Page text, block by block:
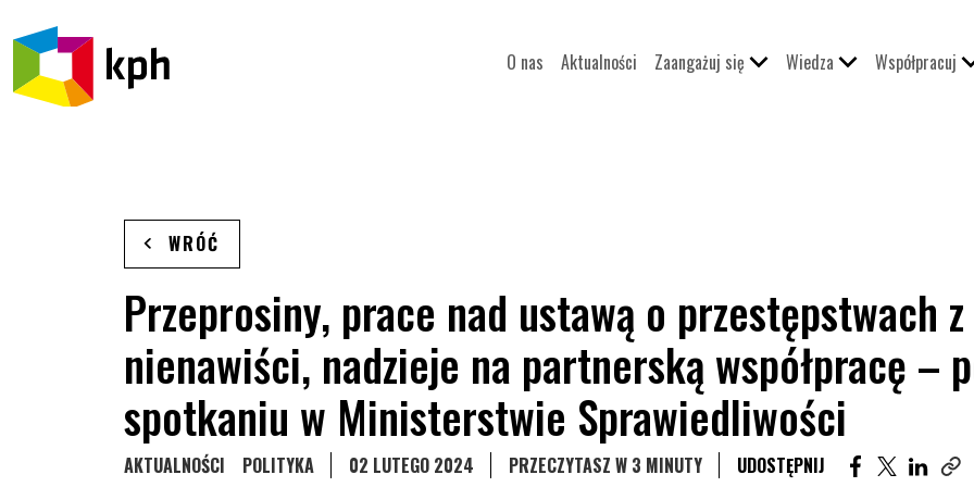
PRZEJDŹ DO TREŚCI
O nas Aktualności Zaangażuj się Wiedza Współpracuj
WRÓĆ
Przeprosiny, prace nad ustawą o przestępstwach z
nienawiści, nadzieje na partnerską współpracę –
spotkaniu w Ministerstwie Sprawiedliwości
STRONA KATEGORII WPISÓW
AKTUALNOŚCI STRONA KATEGORII WPISÓW
POLITYKA 02 LUTEGO 2024 PRZECZYTASZ W 3 MINUTY UDOSTĘPNIJ UDOSTĘPNIJ